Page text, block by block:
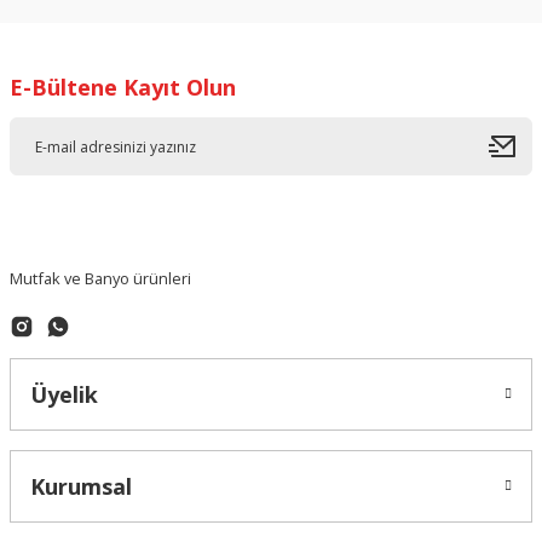
Ürün bilgilerinde hatalar bulunuyor.
Ürün fiyatı diğer sitelerden daha pahalı.
E-Bültene Kayıt Olun
Mutfak ve Banyo ürünleri
Üyelik
Kurumsal